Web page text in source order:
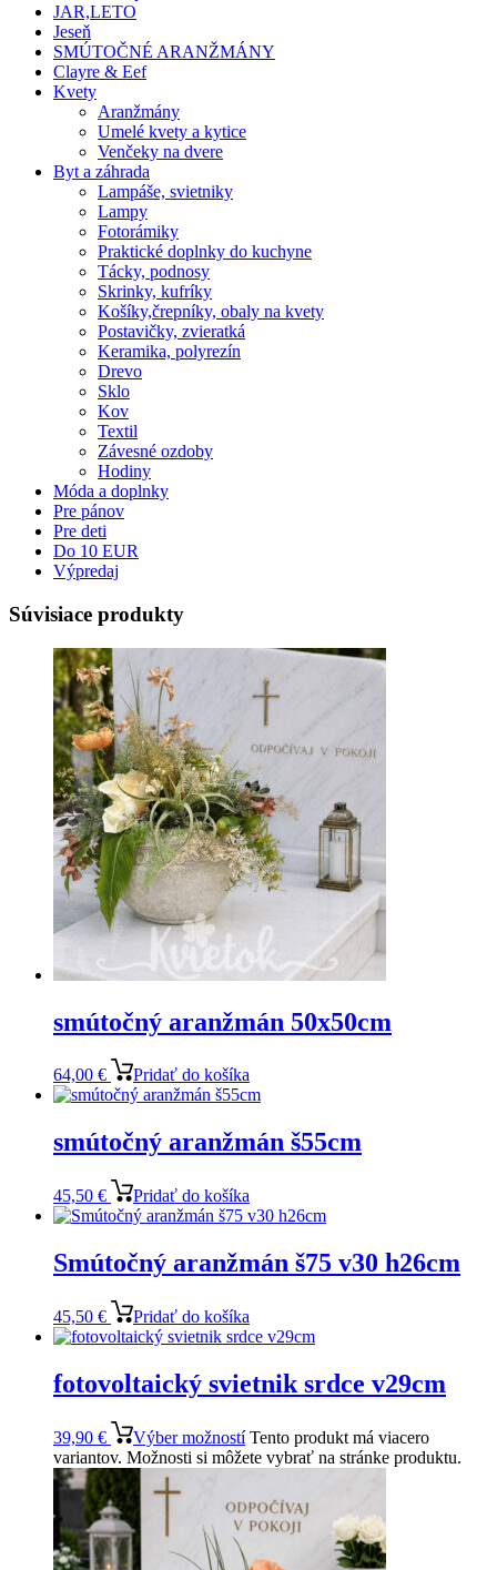
JAR,LETO
Jeseň
SMÚTOČNÉ ARANŽMÁNY
Clayre & Eef
Kvety
Aranžmány
Umelé kvety a kytice
Venčeky na dvere
Byt a záhrada
Lampáše, svietniky
Lampy
Fotorámiky
Praktické doplnky do kuchyne
Tácky, podnosy
Skrinky, kufríky
Košíky,črepníky, obaly na kvety
Postavičky, zvieratká
Keramika, polyrezín
Drevo
Sklo
Kov
Textil
Závesné ozdoby
Hodiny
Móda a doplnky
Pre pánov
Pre deti
Do 10 EUR
Výpredaj
Súvisiace produkty
smútočný aranžmán 50x50cm
64,00 € Pridať do košíka
smútočný aranžmán š55cm
45,50 € Pridať do košíka
Smútočný aranžmán š75 v30 h26cm
45,50 € Pridať do košíka
fotovoltaický svietnik srdce v29cm
39,90 € Výber možností Tento produkt má viacero
variantov. Možnosti si môžete vybrať na stránke produktu.